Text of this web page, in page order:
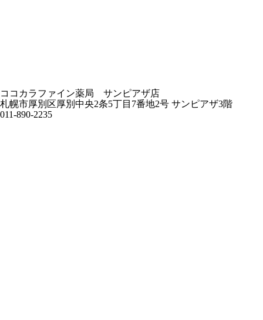
ココカラファイン薬局 サンピアザ店
札幌市厚別区厚別中央2条5丁目7番地2号 サンピアザ3階
011-890-2235